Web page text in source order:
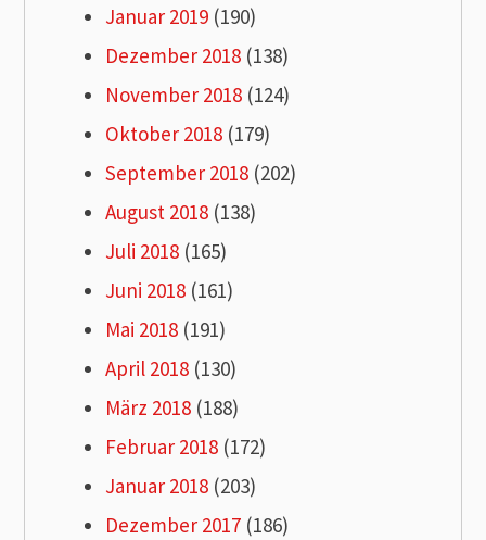
Januar 2019 (190)
Dezember 2018 (138)
November 2018 (124)
Oktober 2018 (179)
September 2018 (202)
August 2018 (138)
Juli 2018 (165)
Juni 2018 (161)
Mai 2018 (191)
April 2018 (130)
März 2018 (188)
Februar 2018 (172)
Januar 2018 (203)
Dezember 2017 (186)